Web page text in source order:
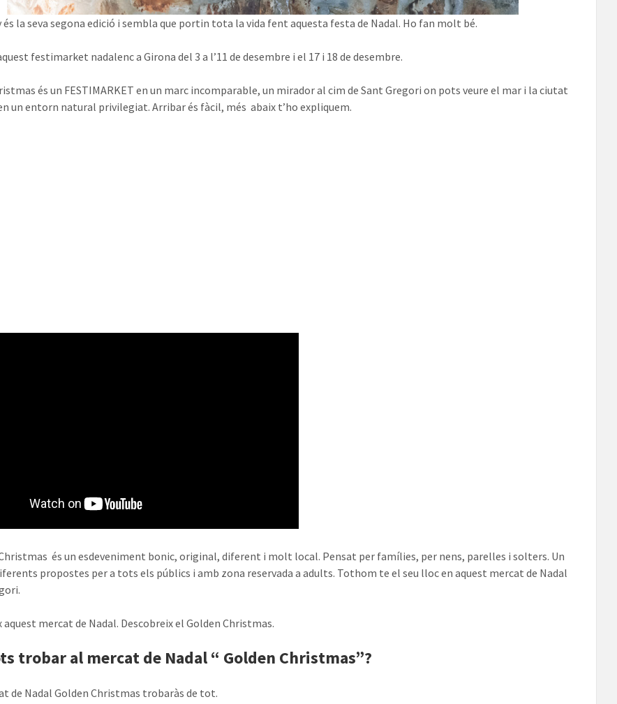
és la seva segona edició i sembla que portin tota la vida fent aquesta festa de Nadal. Ho fan molt bé.
festimarket nadalenc a Girona del 3 a l’11 de desembre i el 17 i 18 de desembre.
és un FESTIMARKET en un marc incomparable, un mirador al cim de Sant Gregori on pots veure el mar i la ciutat
un entorn natural privilegiat. Arribar és fàcil, més abaix t’ho expliquem.
és un esdeveniment bonic, original, diferent i molt local. Pensat per famílies, per nens, parelles i solters. Un
propostes per a tots els públics i amb zona reservada a adults. Tothom te el seu lloc en aquest mercat de Nadal
aquest mercat de Nadal. Descobreix el Golden Christmas.
trobar al mercat de Nadal “ Golden Christmas”?
de Nadal Golden Christmas trobaràs de tot.